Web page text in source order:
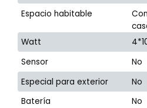
Espacio habitable
Watt
Sensor
No
Especial para exterior
No
Batería
No